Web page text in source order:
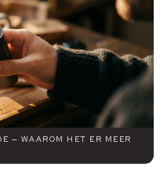
— WAAROM HET ER MEER